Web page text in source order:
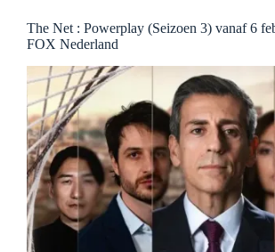
The Net : Powerplay (Seizoen 3) vanaf 6
FOX Nederland